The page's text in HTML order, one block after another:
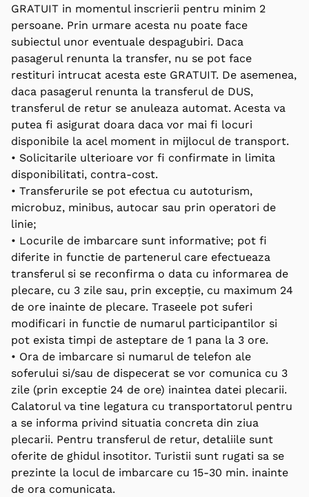
GRATUIT in momentul inscrierii pentru minim 2
persoane. Prin urmare acesta nu poate face
subiectul unor eventuale despagubiri. Daca
pasagerul renunta la transfer, nu se pot face
restituri intrucat acesta este GRATUIT. De asemenea,
daca pasagerul renunta la transferul de DUS,
transferul de retur se anuleaza automat. Acesta va
putea fi asigurat doara daca vor mai fi locuri
disponibile la acel moment in mijlocul de transport.
• Solicitarile ulterioare vor fi confirmate in limita
disponibilitati, contra-cost.
• Transferurile se pot efectua cu autoturism,
microbuz, minibus, autocar sau prin operatori de
linie;
• Locurile de imbarcare sunt informative; pot fi
diferite in functie de partenerul care efectueaza
transferul si se reconfirma o data cu informarea de
plecare, cu 3 zile sau, prin excepție, cu maximum 24
de ore inainte de plecare. Traseele pot suferi
modificari in functie de numarul participantilor si
pot exista timpi de asteptare de 1 pana la 3 ore.
• Ora de imbarcare si numarul de telefon ale
soferului si/sau de dispecerat se vor comunica cu 3
zile (prin exceptie 24 de ore) inaintea datei plecarii.
Calatorul va tine legatura cu transportatorul pentru
a se informa privind situatia concreta din ziua
plecarii. Pentru transferul de retur, detaliile sunt
oferite de ghidul insotitor. Turistii sunt rugati sa se
prezinte la locul de imbarcare cu 15-30 min. inainte
de ora comunicata.